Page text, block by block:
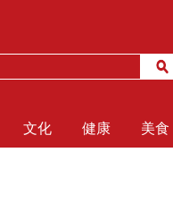
文化 健康 美食